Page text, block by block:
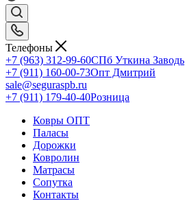
Телефоны
+7 (963) 312-99-60СПб Уткина Заводь
+7 (911) 160-00-73Опт Дмитрий
sale@seguraspb.ru
+7 (911) 179-40-40Розница
Ковры ОПТ
Паласы
Дорожки
Ковролин
Матрасы
Сопутка
Контакты